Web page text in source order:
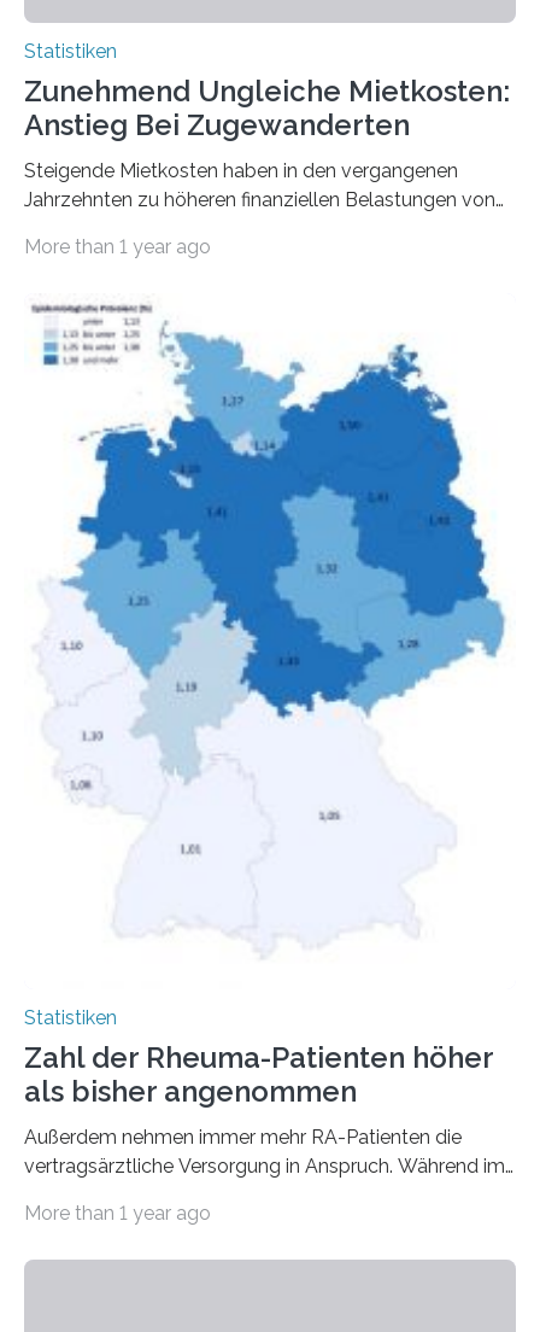
Statistiken
Zunehmend Ungleiche Mietkosten:
Anstieg Bei Zugewanderten
Steigende Mietkosten haben in den vergangenen
Jahrzehnten zu höheren finanziellen Belastungen von
Bundesinstitut für Bevölkerungsforschung (BiB)
gesamten Einkommen zwischen 1990 und 2020 für
unterschiedliche Einkommensgruppen sowie für in
Deutschland geborene Menschen und Zugewanderte
verändert hat. Das Ergebnis: Während Personen mit
hohen Einkommen (oberstes Quintil der Verteilung der
Nettoäquivalenzeinkommen) nur einen moderaten
Anstieg des Mietanteils am Gesamteinkommen
hinnehmen mussten, nahm die Belastung bei
Menschen mit…
More than 1 year ago
Statistiken
Zahl der Rheuma-Patienten höher
als bisher angenommen
Außerdem nehmen immer mehr RA-Patienten die
vertragsärztliche Versorgung in Anspruch. Während im
More than 1 year ago